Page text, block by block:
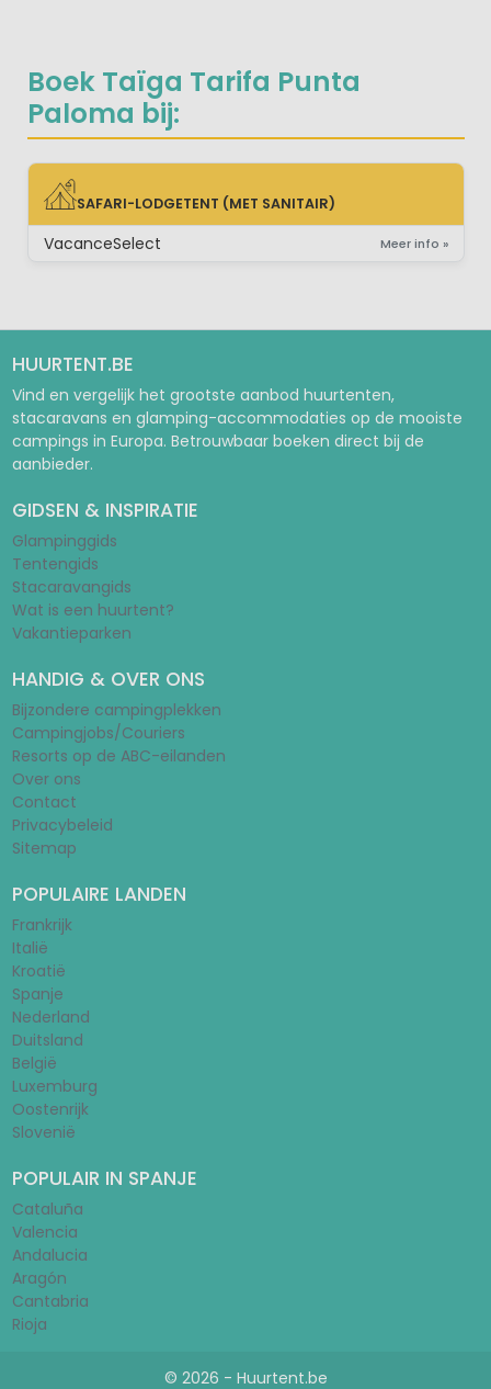
Boek Taïga Tarifa Punta
Paloma bij:
SAFARI-LODGETENT (MET SANITAIR)
SAFARI-LODGETENT (MET SANITAIR)
VacanceSelect Meer info »
HUURTENT.BE
Vind en vergelijk het grootste aanbod huurtenten,
stacaravans en glamping-accommodaties op de mooiste
campings in Europa. Betrouwbaar boeken direct bij de
aanbieder.
GIDSEN & INSPIRATIE
Glampinggids
Tentengids
Stacaravangids
Wat is een huurtent?
Vakantieparken
HANDIG & OVER ONS
Bijzondere campingplekken
Campingjobs/Couriers
Resorts op de ABC-eilanden
Over ons
Contact
Privacybeleid
Sitemap
POPULAIRE LANDEN
Frankrijk
Italië
Kroatië
Spanje
Nederland
Duitsland
België
Luxemburg
Oostenrijk
Slovenië
POPULAIR IN SPANJE
Cataluña
Valencia
Andalucia
Aragón
Cantabria
Rioja
© 2026 - Huurtent.be